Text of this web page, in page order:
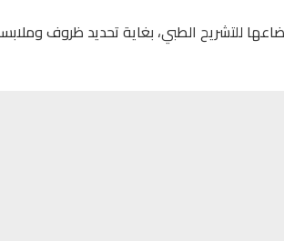
للتشريح الطبي، بغاية تحديد ظروف